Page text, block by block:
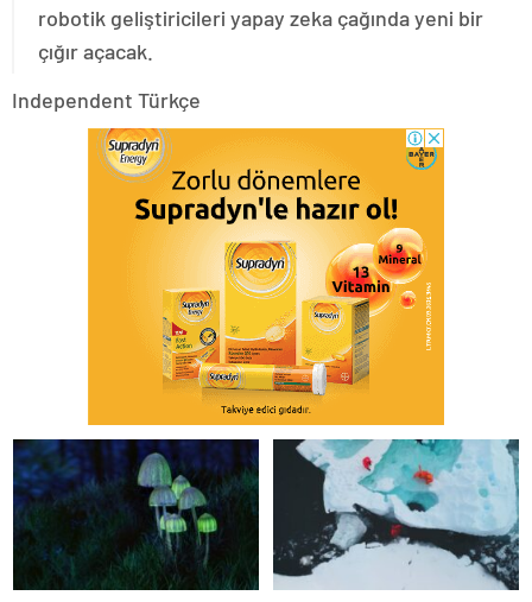
robotik geliştiricileri yapay zeka çağında yeni bir
çığır açacak.
Independent Türkçe